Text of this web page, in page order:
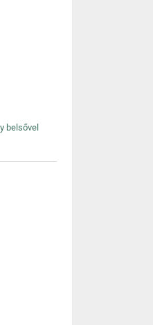
belsővel